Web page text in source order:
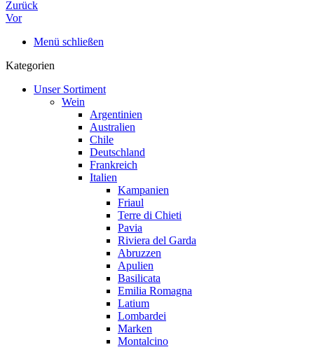
Zurück
Vor
Menü schließen
Kategorien
Unser Sortiment
Wein
Argentinien
Australien
Chile
Deutschland
Frankreich
Italien
Kampanien
Friaul
Terre di Chieti
Pavia
Riviera del Garda
Abruzzen
Apulien
Basilicata
Emilia Romagna
Latium
Lombardei
Marken
Montalcino